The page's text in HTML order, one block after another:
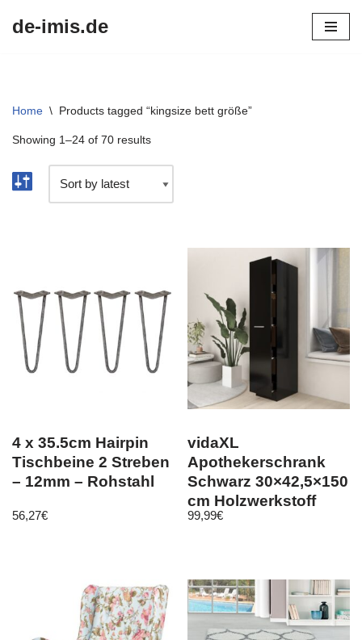
de-imis.de
Home \ Products tagged “kingsize bett größe”
Showing 1–24 of 70 results
4 x 35.5cm Hairpin
Tischbeine 2 Streben
– 12mm – Rohstahl
56,27€
vidaXL
Apothekerschrank
Schwarz 30×42,5×150
cm Holzwerkstoff
99,99€